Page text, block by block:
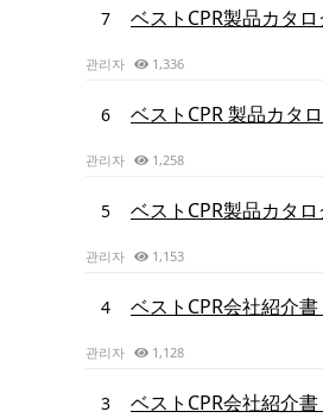
7 ベストCPR製品カタ
관리자 1,336
6 ベストCPR 製品カタ
관리자 1,258
5 ベストCPR製品カタ
관리자 1,153
4 ベストCPR会社紹介
관리자 1,128
3 ベストCPR会社紹介